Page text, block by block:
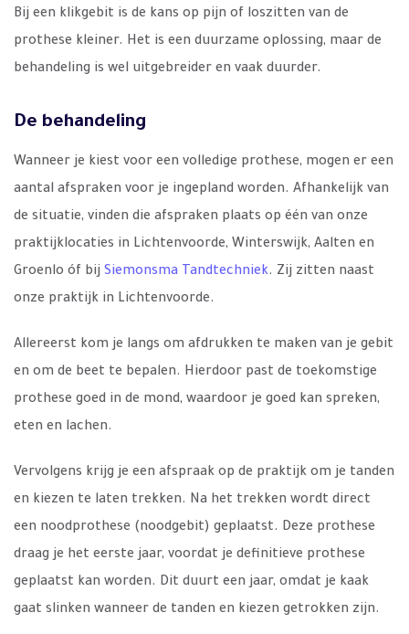
Bij een klikgebit is de kans op pijn of loszitten van de
prothese kleiner. Het is een duurzame oplossing, maar de
behandeling is wel uitgebreider en vaak duurder.
De behandeling
Wanneer je kiest voor een volledige prothese, mogen er een
aantal afspraken voor je ingepland worden. Afhankelijk van
de situatie, vinden die afspraken plaats op één van onze
praktijklocaties in Lichtenvoorde, Winterswijk, Aalten en
Groenlo óf bij Siemonsma Tandtechniek. Zij zitten naast
onze praktijk in Lichtenvoorde.
Allereerst kom je langs om afdrukken te maken van je gebit
en om de beet te bepalen. Hierdoor past de toekomstige
prothese goed in de mond, waardoor je goed kan spreken,
eten en lachen.
Vervolgens krijg je een afspraak op de praktijk om je tanden
en kiezen te laten trekken. Na het trekken wordt direct
een noodprothese (noodgebit) geplaatst. Deze prothese
draag je het eerste jaar, voordat je definitieve prothese
geplaatst kan worden. Dit duurt een jaar, omdat je kaak
gaat slinken wanneer de tanden en kiezen getrokken zijn.